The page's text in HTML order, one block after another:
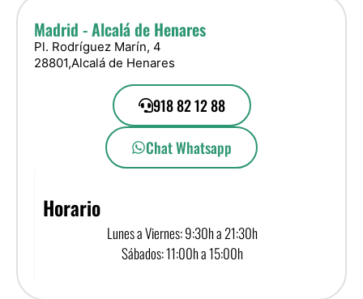
Madrid - Alcalá de Henares
Pl. Rodríguez Marín, 4
28801,Alcalá de Henares
918 82 12 88
Chat Whatsapp
Horario
Lunes a Viernes: 9:30h a 21:30h
Sábados: 11:00h a 15:00h